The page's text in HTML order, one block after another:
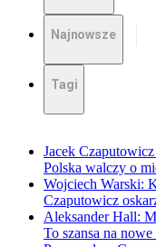
Najnowsze
Tagi
Jacek
Polska walczy o
Wojciech Warski:
Czaputowicz
Aleksander Hall:
To szansa na